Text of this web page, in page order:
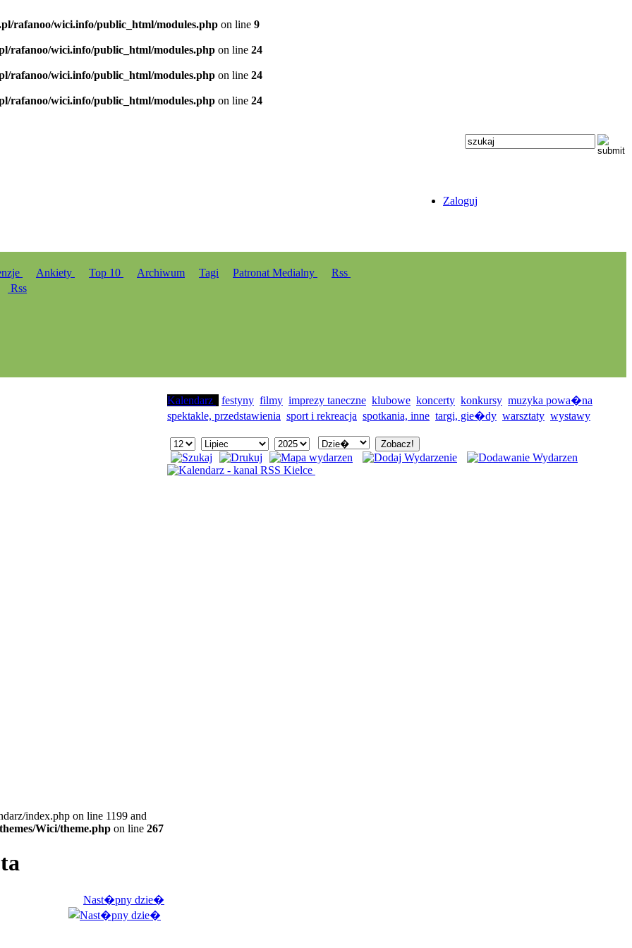
rafanoo/wici.info/public_html/modules.php on line 9
rafanoo/wici.info/public_html/modules.php on line 24
rafanoo/wici.info/public_html/modules.php on line 24
rafanoo/wici.info/public_html/modules.php on line 24
Zaloguj
Ankiety Top 10 Archiwum Tagi Patronat Medialny
Rss
Rss
index.php on line 1199 and
Wici/theme.php on line 267
Nast�pny dzie�
Kalendarz festyny filmy imprezy taneczne klubowe koncerty konkursy muzyka powa�na
spektakle, przedstawienia sport i rekreacja spotkania, inne targi, gie�dy warsztaty wystawy